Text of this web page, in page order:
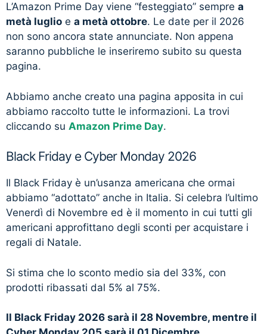
L’Amazon Prime Day viene “festeggiato” sempre a
metà luglio e a metà ottobre. Le date per il 2026
non sono ancora state annunciate. Non appena
saranno pubbliche le inseriremo subito su questa
pagina.
Abbiamo anche creato una pagina apposita in cui
abbiamo raccolto tutte le informazioni. La trovi
cliccando su Amazon Prime Day.
Black Friday e Cyber Monday 2026
Il Black Friday è un’usanza americana che ormai
abbiamo “adottato” anche in Italia. Si celebra l’ultimo
Venerdì di Novembre ed è il momento in cui tutti gli
americani approfittano degli sconti per acquistare i
regali di Natale.
Si stima che lo sconto medio sia del 33%, con
prodotti ribassati dal 5% al 75%.
Il Black Friday 2026 sarà il 28 Novembre, mentre il